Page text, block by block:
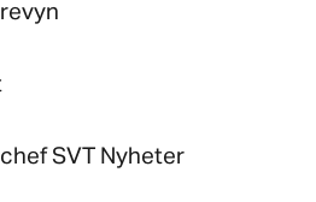
SVT Nyheter